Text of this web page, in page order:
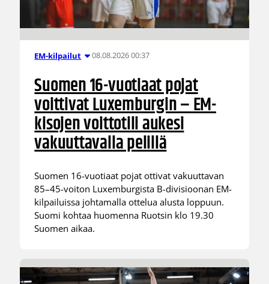
EM-kilpailut 08.08.2026 00:37
Suomen 16-vuotiaat pojat
voittivat Luxemburgin – EM-
kisojen voittotili aukesi
vakuuttavalla pelillä
Suomen 16-vuotiaat pojat ottivat vakuuttavan
85–45-voiton Luxemburgista B-divisioonan EM-
kilpailuissa johtamalla ottelua alusta loppuun.
Suomi kohtaa huomenna Ruotsin klo 19.30
Suomen aikaa.